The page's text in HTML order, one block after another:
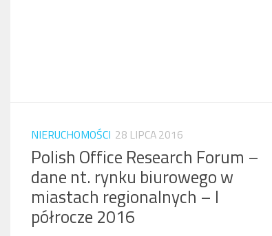
NIERUCHOMOŚCI 28 LIPCA 2016
Polish Office Research Forum –
dane nt. rynku biurowego w
miastach regionalnych – I
półrocze 2016